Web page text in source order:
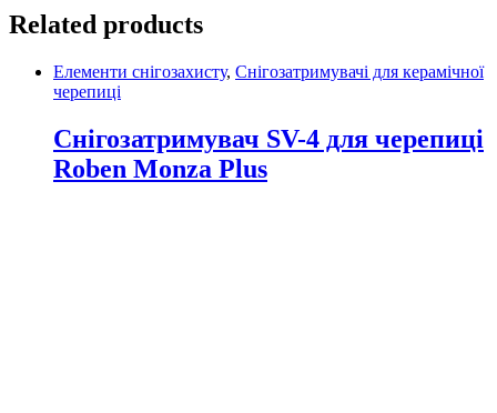
Related products
Елементи снігозахисту, Снігозатримувачі для керамічної
черепиці
Снігозатримувач SV-4 для черепиці
Roben Monza Plus